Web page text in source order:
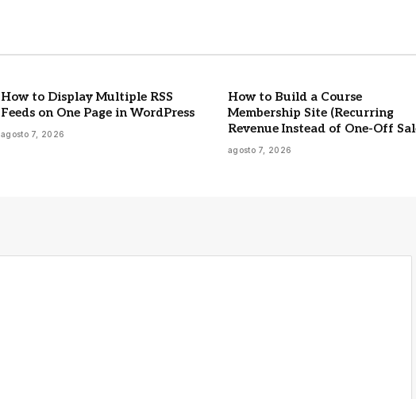
How to Display Multiple RSS
Feeds on One Page in WordPress
agosto 7, 2026
How to Build a Course
Membership Site (Recurring
Revenue Instead of One-Off
agosto 7, 2026